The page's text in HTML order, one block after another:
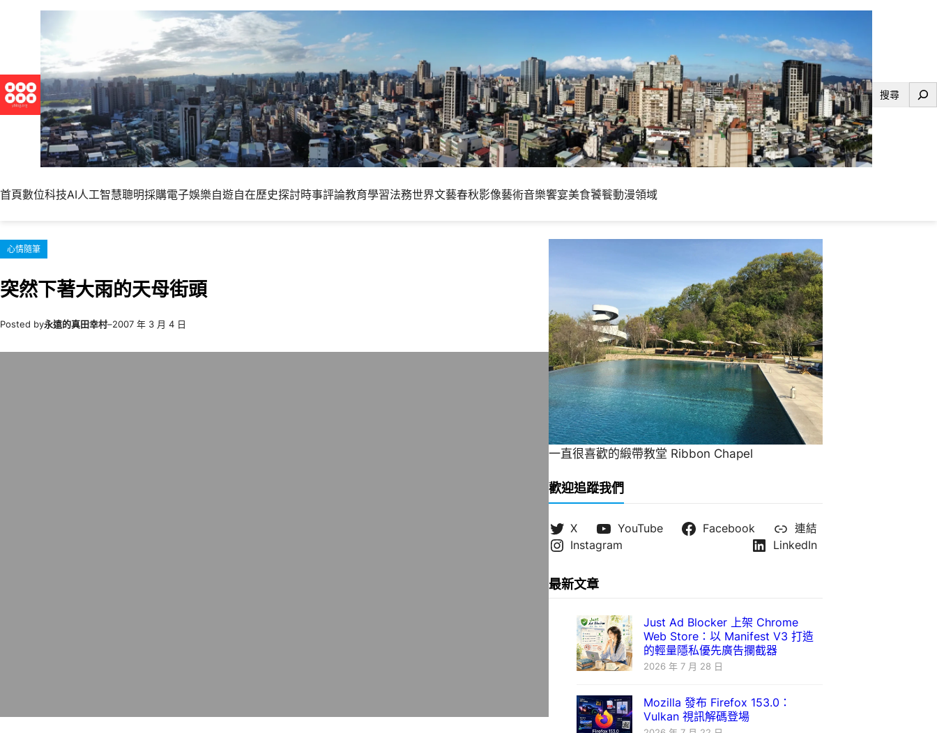
內
容
搜
首頁數位科技AI人工智慧聰明採購電子娛樂自遊自在歷史探討時事評論教育學習法務世界文藝春秋影像藝術音樂饗宴美食饕餮動漫領域
心情隨筆
突然下著大雨的天母街頭
Posted by永遠的真田幸村–2007 年 3 月 4 日
一直很喜歡的緞帶教堂 Ribbon Chapel
歡迎追蹤我們
X YouTube Facebook
連結
Instagram
LinkedIn
最新文章
Just Ad Blocker 上架 Chrome
Web Store：以 Manifest V3 打造
的輕量隱私優先廣告攔截器
2026 年 7 月 28 日
Mozilla 發布 Firefox 153.0：
Vulkan 視訊解碼登場